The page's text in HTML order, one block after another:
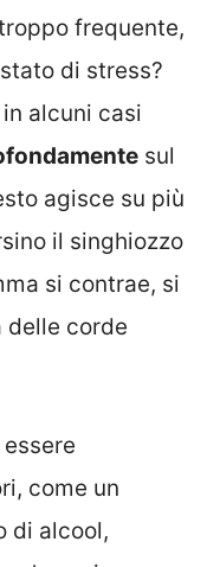
frequente,
di stress?
alcuni casi
sul
agisce su più
il singhiozzo
si contrae, si
delle corde
come un
di alcool,